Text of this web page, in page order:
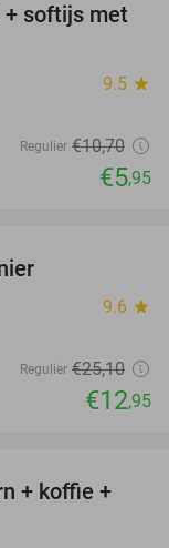
44%
+ softijs met
9.5 star
Regulier €10,70
€5,95
9.6 star
Regulier €25,10
€12,95
46%
+ koffie +